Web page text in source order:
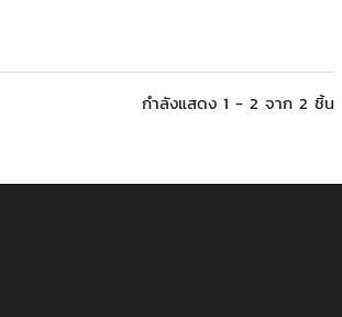
กำลังแสดง 1 - 2 จาก 2 ชิ้น